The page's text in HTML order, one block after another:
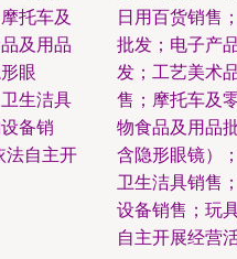
托车及
及用品
眼
生洁具
备销
法自主开
日用百货销售
批发；电子产
发；工艺美术
售；摩托车及
物食品及用品
含隐形眼镜）
卫生洁具销售
设备销售；玩
自主开展经营